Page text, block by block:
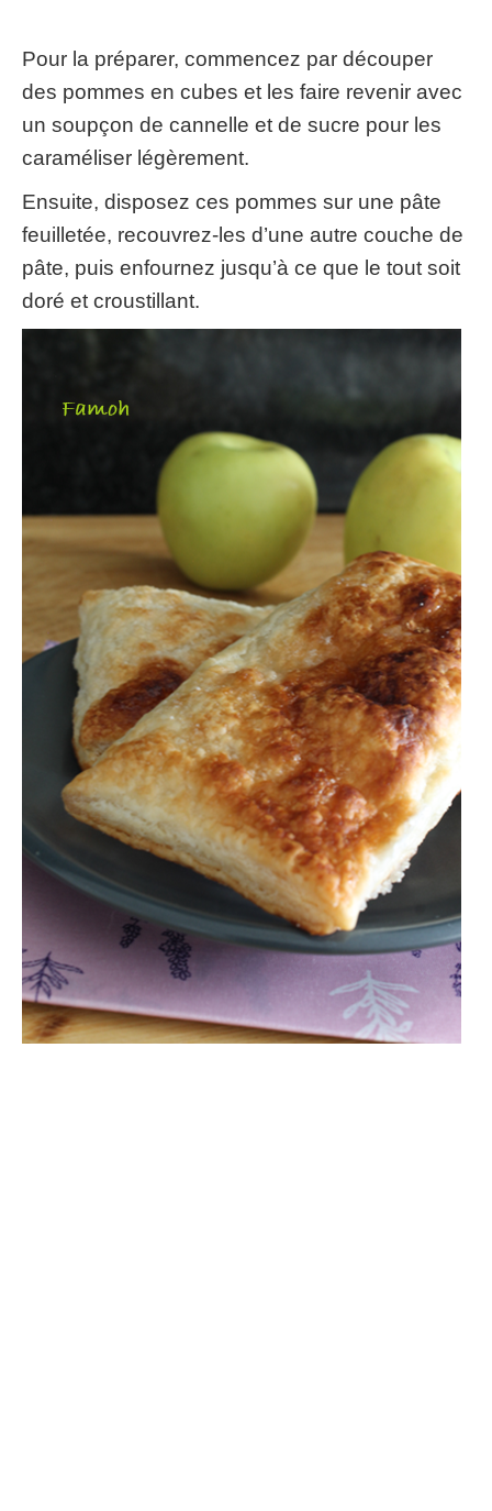
Pour la préparer, commencez par découper
des pommes en cubes et les faire revenir avec
un soupçon de cannelle et de sucre pour les
caraméliser légèrement.
Ensuite, disposez ces pommes sur une pâte
feuilletée, recouvrez-les d’une autre couche de
pâte, puis enfournez jusqu’à ce que le tout soit
doré et croustillant.